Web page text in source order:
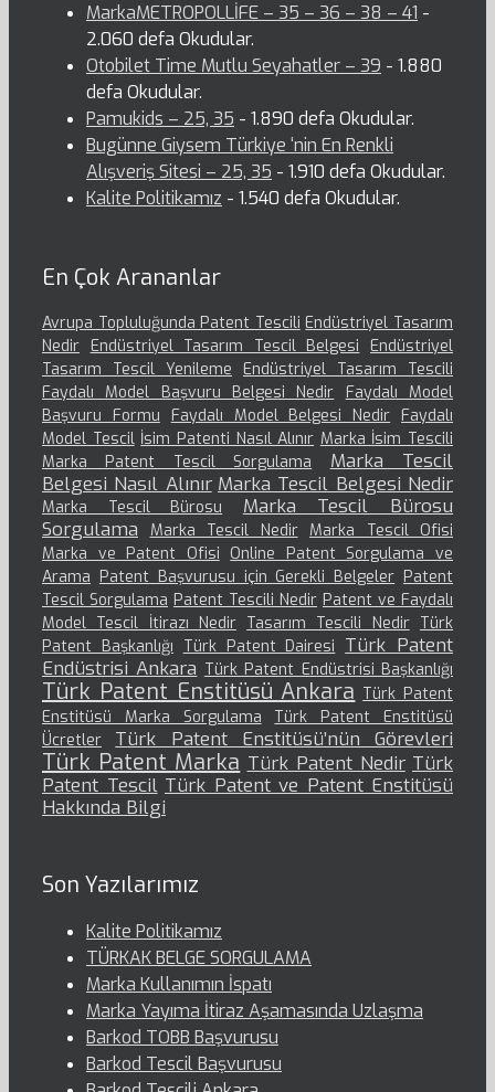
MarkaMETROPOLLİFE – 35 – 36 – 38 – 41 -
2.060 defa Okudular.
Otobilet Time Mutlu Seyahatler – 39 - 1.880
defa Okudular.
Pamukids – 25, 35 - 1.890 defa Okudular.
Bugünne Giysem Türkiye ‘nin En Renkli
Alışveriş Sitesi – 25, 35 - 1.910 defa Okudular.
Kalite Politikamız - 1.540 defa Okudular.
En Çok Arananlar
Avrupa Topluluğunda Patent Tescili Endüstriyel Tasarım
Nedir Endüstriyel Tasarım Tescil Belgesi
Endüstriyel
Tasarım Tescil Yenileme
Endüstriyel Tasarım Tescili
Faydalı Model Başvuru Belgesi Nedir
Faydalı Model
Başvuru Formu
Faydalı Model Belgesi Nedir Faydalı
Model Tescil İsim Patenti Nasıl Alınır Marka İsim Tescili
Marka Patent Tescil Sorgulama
Marka Tescil
Belgesi Nasıl Alınır Marka Tescil Belgesi Nedir
Marka Tescil Bürosu
Marka Tescil Bürosu
Sorgulama
Marka Tescil Nedir Marka Tescil Ofisi
Marka ve Patent Ofisi Online Patent Sorgulama ve
Arama Patent Başvurusu için Gerekli Belgeler Patent
Tescil Sorgulama Patent Tescili Nedir Patent ve Faydalı
Model Tescil İtirazı Nedir Tasarım Tescili Nedir Türk
Patent Başkanlığı Türk Patent Dairesi Türk Patent
Endüstrisi Ankara Türk Patent Endüstrisi Başkanlığı
Türk Patent Enstitüsü Ankara Türk Patent
Enstitüsü Marka Sorgulama
Türk Patent Enstitüsü
Ücretler
Türk Patent Enstitüsü’nün Görevleri
Türk Patent Marka Türk Patent Nedir Türk
Patent Tescil Türk Patent ve Patent Enstitüsü
Hakkında Bilgi
Son Yazılarımız
Kalite Politikamız
TÜRKAK BELGE SORGULAMA
Marka Kullanımın İspatı
Marka Yayıma İtiraz Aşamasında Uzlaşma
Barkod TOBB Başvurusu
Barkod Tescil Başvurusu